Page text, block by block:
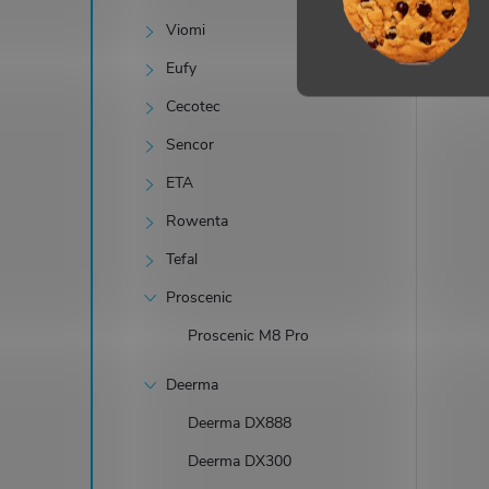
Viomi
Eufy
Cecotec
Sencor
ETA
Rowenta
Tefal
Proscenic
Proscenic M8 Pro
Deerma
Deerma DX888
Deerma DX300